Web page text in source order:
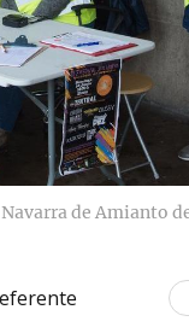
de Amianto